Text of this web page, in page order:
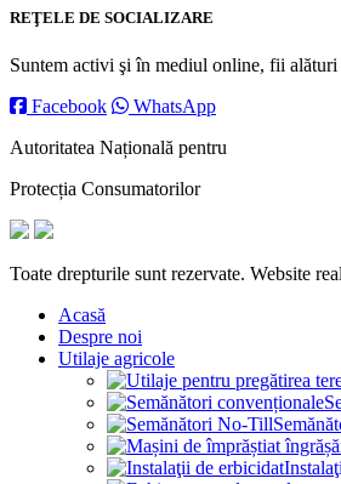
REŢELE DE SOCIALIZARE
Suntem activi şi în mediul online, fii
Facebook
WhatsApp
Autoritatea Națională pentru
Protecția Consumatorilor
Toate drepturile sunt rezervate. Website
Acasă
Despre noi
Utilaje agricole